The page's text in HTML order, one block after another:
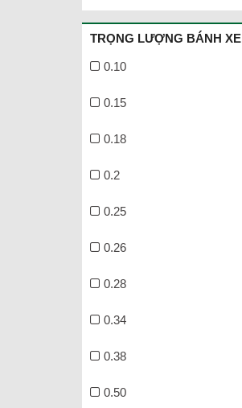
TRỌNG LƯỢNG BÁNH XE
0.10
0.15
0.18
0.2
0.25
0.26
0.28
0.34
0.38
0.50